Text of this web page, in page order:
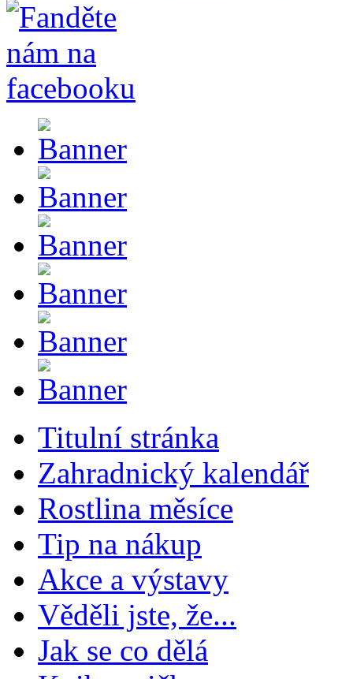
Titulní stránka
Zahradnický kalendář
Rostlina měsíce
Tip na nákup
Akce a výstavy
Věděli jste, že...
Jak se co dělá